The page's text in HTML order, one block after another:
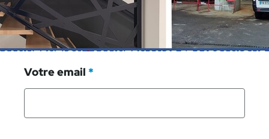
Votre email *